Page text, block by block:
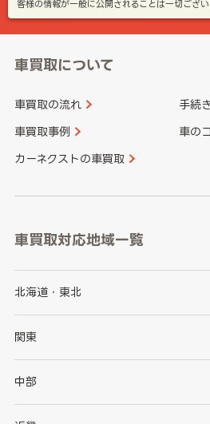
客様の情報が一般に公開されることは一切ござい
車買取について
車買取の流れ 手続
車買取事例 車の
カーネクストの車買取
車買取対応地域一覧
北海道・東北
北海道
岩手県
秋田県
関東
茨城県
中部